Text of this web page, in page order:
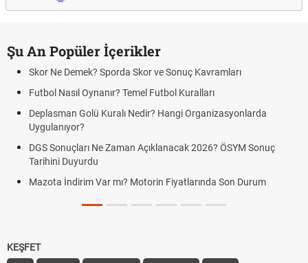
Şu An Popüler İçerikler
Skor Ne Demek? Sporda Skor ve Sonuç Kavramları
Futbol Nasıl Oynanır? Temel Futbol Kuralları
Deplasman Golü Kuralı Nedir? Hangi Organizasyonlarda
Uygulanıyor?
DGS Sonuçları Ne Zaman Açıklanacak 2026? ÖSYM Sonuç
Tarihini Duyurdu
Mazota İndirim Var mı? Motorin Fiyatlarında Son Durum
KEŞFET